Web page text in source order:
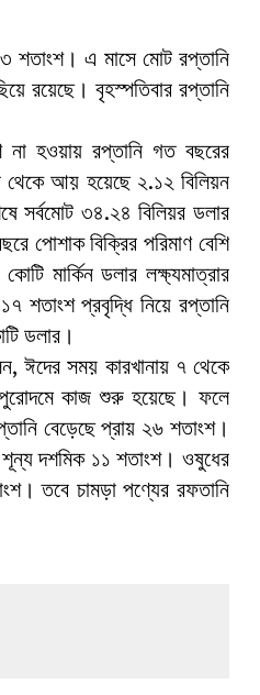
শতাংশ। এ মাসে মোট রপ্তানি
রয়েছে। বৃহস্পতিবার রপ্তানি
না হওয়ায় রপ্তানি গত বছরের
থেকে আয় হয়েছে ২.১২ বিলিয়ন
৩৪.২৪ বিলিয়র ডলার
পোশাক বিক্রির পরিমাণ বেশি
মার্কিন ডলার লক্ষ্যমাত্রার
প্রবৃদ্ধি নিয়ে রপ্তানি
ডলার।
ঈদের সময় কারখানায় ৭ থেকে
কাজ শুরু হয়েছে। ফলে
বেড়েছে প্রায় ২৬ শতাংশ।
দশমিক ১১ শতাংশ। ওষুধের
তবে চামড়া পণ্যের রফতানি